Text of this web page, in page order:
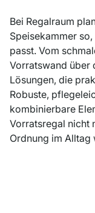
Bei Regalraum
Speisekammer
passt. Vom
Vorratswand über
Lösungen, die
Robuste,
kombinierbare
Vorratsregal nicht
Ordnung im